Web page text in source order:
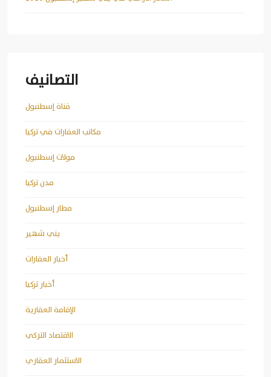
التصانيف
قناة إسطنبول
مكاتب العقارات في تركيا
مولات إسطنبول
مدن تركيا
مطار إسطنبول
يني شهير
أخبار العقارات
أخبار تركيا
الإقامة العقارية
الاقتصاد التركي
الاستثمار العقاري